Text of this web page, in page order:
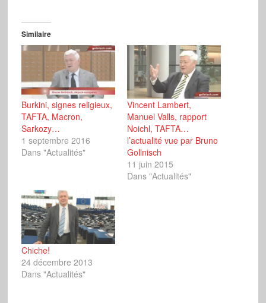
Similaire
Burkini, signes religieux,
TAFTA, Macron,
Sarkozy…
1 septembre 2016
Dans "Actualités"
Vincent Lambert,
Manuel Valls, rapport
Noichl, TAFTA…
l’actualité vue par Bruno
Gollnisch
11 juin 2015
Dans "Actualités"
Chiche!
24 décembre 2013
Dans "Actualités"